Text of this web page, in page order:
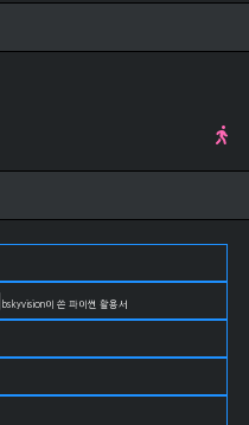
bskyvision이 쓴 파이썬 활용서